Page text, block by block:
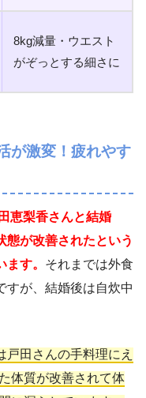
8kg減量・ウエスト
がぞっとする細さに
が激変！疲れやす
恵梨香さんと結婚
態が改善されたという
す。 それまでは外食
すが、結婚後は自炊中
田さんの手料理にえ
体質が改善されて体